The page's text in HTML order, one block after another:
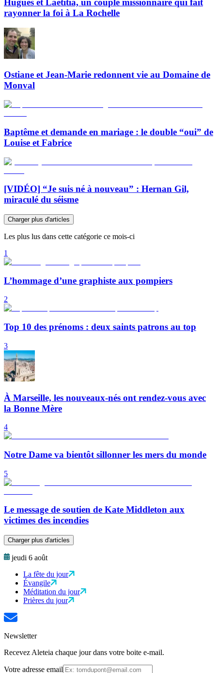
Hugues et Laetitia, un couple missionnaire qui fait
rayonner la foi à La Rochelle
Ostiane et Jean-Marie redonnent vie au Domaine de
Monval
Baptême et demande en mariage : le double “oui” de
Louise et Fabrice
[VIDÉO] “Je suis né à nouveau” : Hernan Gil,
miraculé du séisme
Charger plus d'articles
Les plus lus dans cette catégorie ce mois-ci
1
L’hommage d’une graphiste aux pompiers
2
Top 10 des prénoms : deux saints patrons au top
3
À Marseille, les nouveaux-nés ont rendez-vous avec
la Bonne Mère
4
Notre Dame va bientôt sillonner les mers du monde
5
Le message de soutien de Kate Middleton aux
victimes des incendies
Charger plus d'articles
jeudi 6 août
La fête du jour
Évangile
Méditation du jour
Prières du jour
Newsletter
Recevez Aleteia chaque jour dans votre boite e-mail.
Votre adresse email